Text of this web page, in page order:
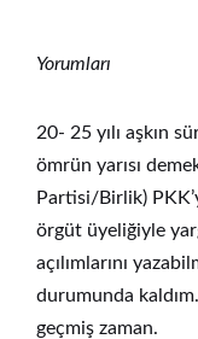
Terry
Yorumları
20- 25 yılı aşkın
ömrün yarısı
Partisi/Birlik)
örgüt üyeliğiyle
açılımlarını
durumunda
geçmiş zaman.